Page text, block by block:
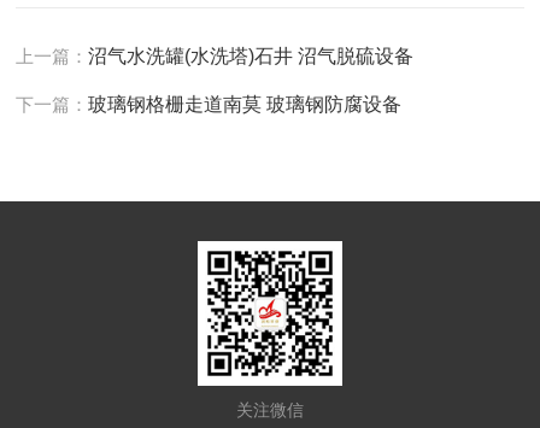
上一篇：沼气水洗罐(水洗塔)石井 沼气脱硫设备
下一篇：玻璃钢格栅走道南莫 玻璃钢防腐设备
关注微信